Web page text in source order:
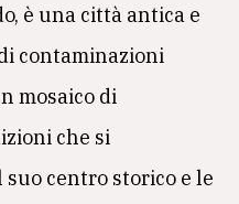
è una città antica e
contaminazioni
mosaico di
che si
centro storico e le